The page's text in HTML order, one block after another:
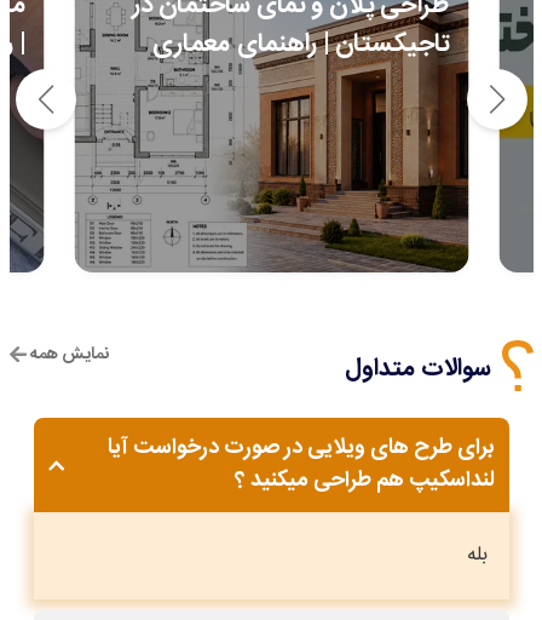
تاجیکستان | راهنمای معماری |
سوالات متداول نمایش همه
برای طرح های ویلایی در صورت درخواست آیا
لنداسکیپ هم طراحی میکنید ؟
بله